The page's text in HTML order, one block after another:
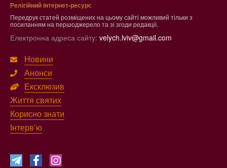
Релігійний інтернет-ресурс
Передрук статей розміщених на цьому сайті можливий тільки з
посиланням на першоджерело та зі згоди редакції.
Електронна адреса сайту: velych.lviv@gmail.com
Новини
Анонси
Ексклюзив
Життя святих
Корисно знати
Інтерв’ю